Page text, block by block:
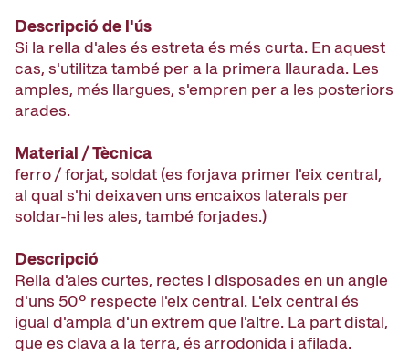
Descripció de l'ús
Si la rella d'ales és estreta és més curta. En aquest
cas, s'utilitza també per a la primera llaurada. Les
amples, més llargues, s'empren per a les posteriors
arades.
Material / Tècnica
ferro / forjat, soldat (es forjava primer l'eix central,
al qual s'hi deixaven uns encaixos laterals per
soldar-hi les ales, també forjades.)
Descripció
Rella d'ales curtes, rectes i disposades en un angle
d'uns 50º respecte l'eix central. L'eix central és
igual d'ampla d'un extrem que l'altre. La part distal,
que es clava a la terra, és arrodonida i afilada.